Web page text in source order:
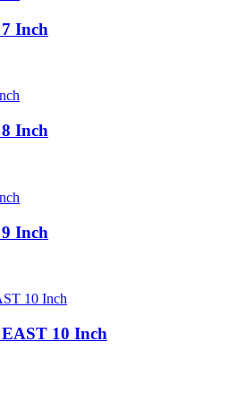
Inch
Inch
Inch
10 Inch